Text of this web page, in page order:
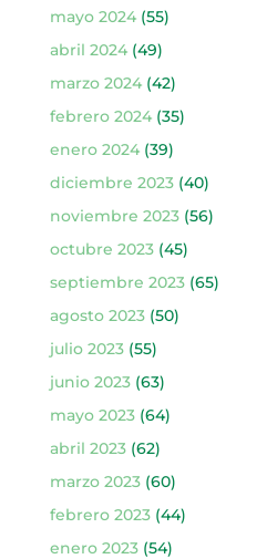
mayo 2024(55)
abril 2024(49)
marzo 2024(42)
febrero 2024(35)
enero 2024(39)
diciembre 2023(40)
noviembre 2023(56)
octubre 2023(45)
septiembre 2023(65)
agosto 2023(50)
julio 2023(55)
junio 2023(63)
mayo 2023(64)
abril 2023(62)
marzo 2023(60)
febrero 2023(44)
enero 2023(54)